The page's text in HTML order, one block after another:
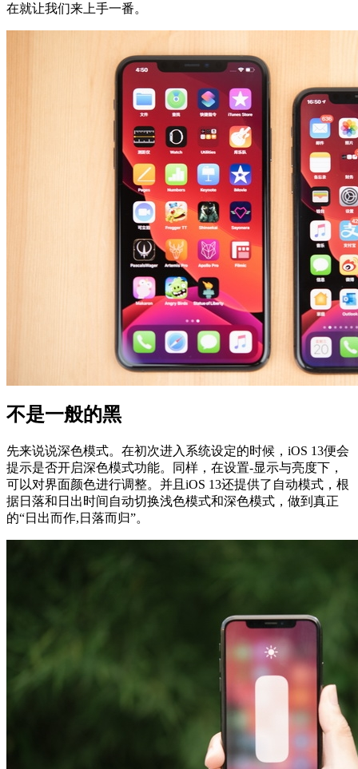
在就让我们来上手一番。
不是一般的黑
先来说说深色模式。在初次进入系统设定的时候，iOS 13便会
提示是否开启深色模式功能。同样，在设置-显示与亮度下，
可以对界面颜色进行调整。并且iOS 13还提供了自动模式，根
据日落和日出时间自动切换浅色模式和深色模式，做到真正
的“日出而作,日落而归”。